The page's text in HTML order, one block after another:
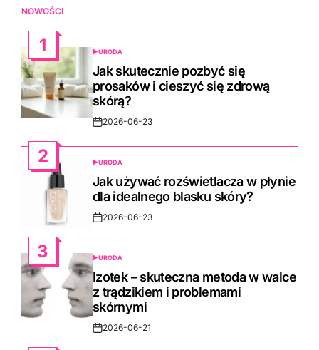
NOWOŚCI
1
POSTED
IN
URODA
Jak skutecznie pozbyć się
prosaków i cieszyć się zdrową
skórą?
Post2026-06-23
2
POSTED
IN
URODA
Jak używać rozświetlacza w płynie
dla idealnego blasku skóry?
Post2026-06-23
3
POSTED
IN
URODA
Izotek – skuteczna metoda w walce
z trądzikiem i problemami
skórnymi
Post2026-06-21